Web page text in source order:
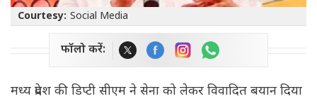
Courtesy: Social Media
फॉलो करें:
मध्य प्रदेश की डिप्टी सीएम ने सेना को लेकर विवादित बयान दिया